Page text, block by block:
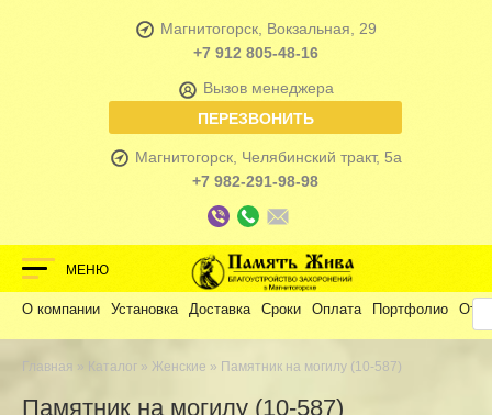
Магнитогорск, Вокзальная, 29
+7 912 805-48-16
Вызов менеджера
ПЕРЕЗВОНИТЬ
Магнитогорск, Челябинский тракт, 5а
+7 982-291-98-98
МЕНЮ
О компании Установка Доставка Сроки Оплата Портфолио
Главная » Каталог » Женские » Памятник на могилу (10-587)
Памятник на могилу (10-587)